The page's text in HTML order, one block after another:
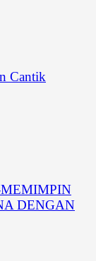
Cantik
DENGAN